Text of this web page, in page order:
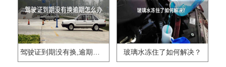
驾驶证到期没有换,逾期怎么办?? 玻璃水冻住了如何解决？